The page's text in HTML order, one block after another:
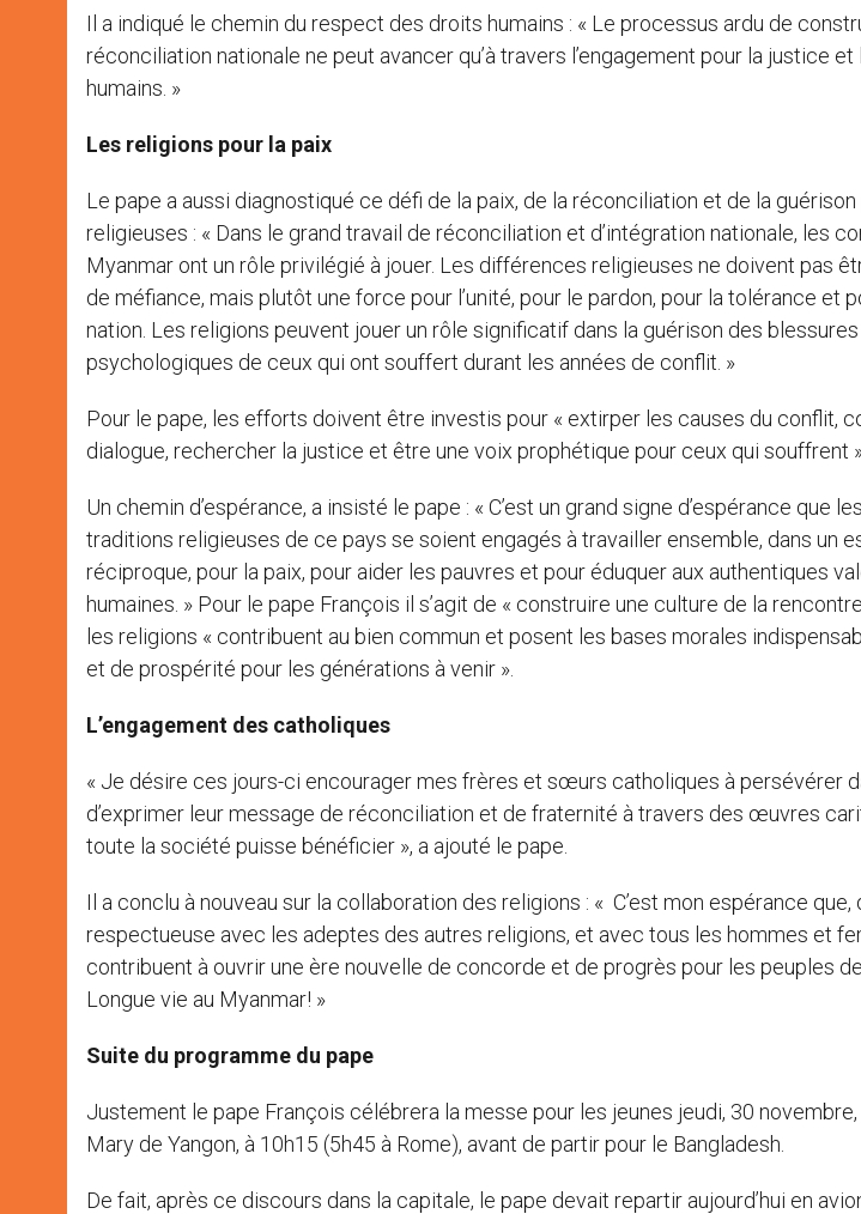
Il a indiqué le chemin du respect des droits humains : « Le processus ardu de
réconciliation nationale ne peut avancer qu’à travers l’engagement pour la justice
humains. »
Les religions pour la paix
Le pape a aussi diagnostiqué ce défi de la paix, de la réconciliation et de la
religieuses : « Dans le grand travail de réconciliation et d’intégration nationale, les
Myanmar ont un rôle privilégié à jouer. Les différences religieuses ne doivent pas
de méfiance, mais plutôt une force pour l’unité, pour le pardon, pour la tolérance et
nation. Les religions peuvent jouer un rôle significatif dans la guérison des
psychologiques de ceux qui ont souffert durant les années de conflit. »
Pour le pape, les efforts doivent être investis pour « extirper les causes du conflit,
dialogue, rechercher la justice et être une voix prophétique pour ceux qui souffrent
Un chemin d’espérance, a insisté le pape : « C’est un grand signe d’espérance que
traditions religieuses de ce pays se soient engagés à travailler ensemble, dans un
réciproque, pour la paix, pour aider les pauvres et pour éduquer aux authentiques
humaines. » Pour le pape François il s’agit de « construire une culture de la
les religions « contribuent au bien commun et posent les bases morales
et de prospérité pour les générations à venir ».
L’engagement des catholiques
« Je désire ces jours-ci encourager mes frères et sœurs catholiques à persévérer
d’exprimer leur message de réconciliation et de fraternité à travers des œuvres
toute la société puisse bénéficier », a ajouté le pape.
Il a conclu à nouveau sur la collaboration des religions : « C’est mon espérance
respectueuse avec les adeptes des autres religions, et avec tous les hommes et
contribuent à ouvrir une ère nouvelle de concorde et de progrès pour les peuples
Longue vie au Myanmar! »
Suite du programme du pape
Justement le pape François célébrera la messe pour les jeunes jeudi, 30
Mary de Yangon, à 10h15 (5h45 à Rome), avant de partir pour le Bangladesh.
De fait, après ce discours dans la capitale, le pape devait repartir aujourd’hui en